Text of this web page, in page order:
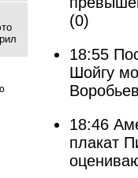
(0)
18:55
Шойгу
18:46
плакат